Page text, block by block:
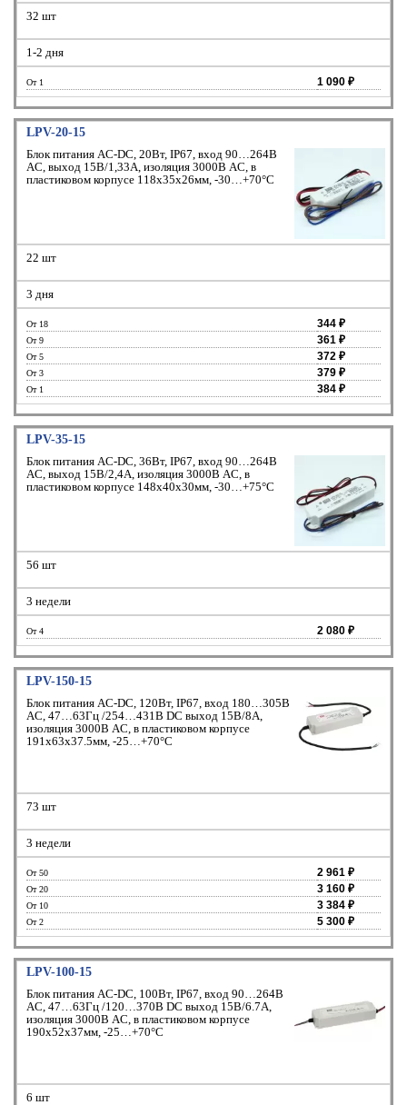
32 шт
1-2 дня
От 1 1 090 ₽
LPV-20-15
Блок питания AC-DC, 20Вт, IP67, вход 90…264В
AC, выход 15В/1,33A, изоляция 3000В AC, в
пластиковом корпусе 118х35х26мм, -30…+70°С
22 шт
3 дня
От 18 344 ₽
От 9 361 ₽
От 5 372 ₽
От 3 379 ₽
От 1 384 ₽
LPV-35-15
Блок питания AC-DC, 36Вт, IP67, вход 90…264В
AC, выход 15В/2,4А, изоляция 3000В AC, в
пластиковом корпусе 148х40х30мм, -30…+75°С
56 шт
3 недели
От 4 2 080 ₽
LPV-150-15
Блок питания AC-DC, 120Вт, IP67, вход 180…305В
AC, 47…63Гц /254…431В DC выход 15В/8A,
изоляция 3000В AC, в пластиковом корпусе
191х63х37.5мм, -25…+70°С
73 шт
3 недели
От 50 2 961 ₽
От 20 3 160 ₽
От 10 3 384 ₽
От 2 5 300 ₽
LPV-100-15
Блок питания AC-DC, 100Вт, IP67, вход 90…264В
AC, 47…63Гц /120…370В DC выход 15В/6.7A,
изоляция 3000В AC, в пластиковом корпусе
190х52х37мм, -25…+70°С
6 шт